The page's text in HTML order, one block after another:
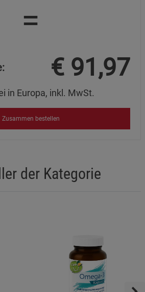
=
€ 91,97
in Europa, inkl. MwSt.
Zusammen bestellen
der Kategorie